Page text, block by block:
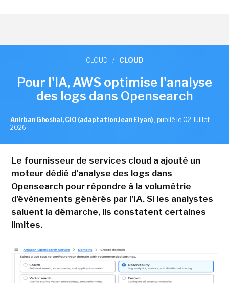
CLOUD / CLOUD
Pour l'IA, AWS optimise l'analyse
des logs dans Opensearch
Anirban Ghoshal, CIO (adaptation Jean Elyan) , publié le 02 Juillet
2026
Le fournisseur de services cloud a ajouté un
moteur dédié d'analyse des logs dans
Opensearch pour répondre à la volumétrie
d'évènements générés par l'IA. Si les analystes
saluent la démarche, ils constatent certaines
limites.